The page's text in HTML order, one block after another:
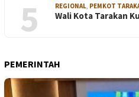
5 REGIONAL PEMKOT
Wali Kota Tarakan
PEMERINTAH